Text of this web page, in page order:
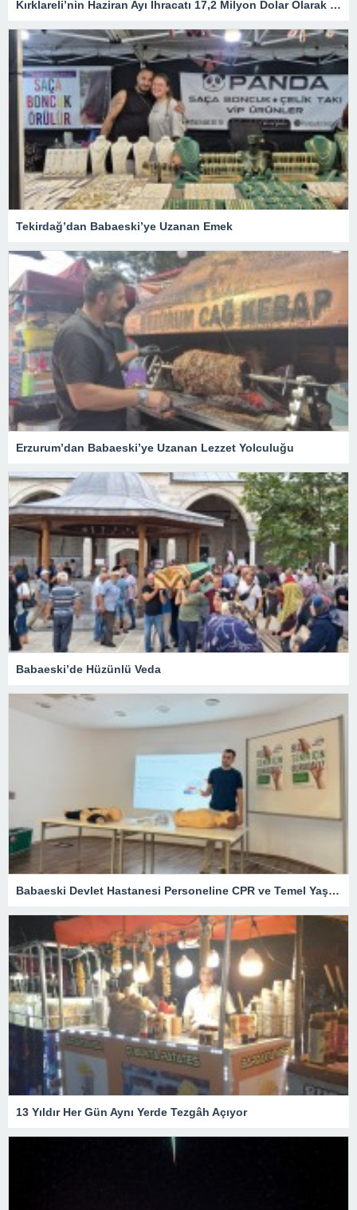
Kırklareli’nin Haziran Ayı İhracatı 17,2 Milyon Dolar Olarak Gerçekleşti
Tekirdağ’dan Babaeski’ye Uzanan Emek
Erzurum’dan Babaeski’ye Uzanan Lezzet Yolculuğu
Babaeski’de Hüzünlü Veda
Babaeski Devlet Hastanesi Personeline CPR ve Temel Yaşam Desteği Eğitimi
13 Yıldır Her Gün Aynı Yerde Tezgâh Açıyor